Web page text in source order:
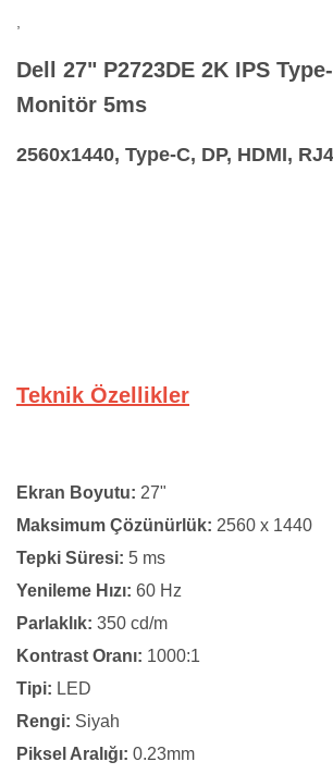
Dell 27" P2723DE 2K IPS
Monitör 5ms
2560x1440, Type-C, DP, HDMI,
Teknik Özellikler
Ekran Boyutu: 27"
Maksimum Çözünürlük: 2560 x 1440
Tepki Süresi: 5 ms
Yenileme Hızı: 60 Hz
Parlaklık: 350 cd/m
Kontrast Oranı: 1000:1
Tipi: LED
Rengi: Siyah
Piksel Aralığı: 0.23mm